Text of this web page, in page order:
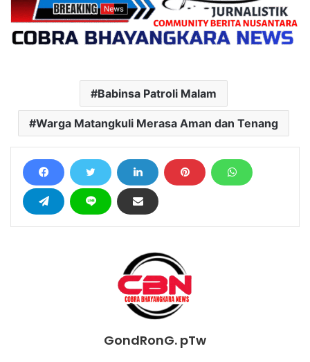
Babinsa Patroli Malam
Warga Matangkuli Merasa Aman dan Tenang
GondRonG. pTw